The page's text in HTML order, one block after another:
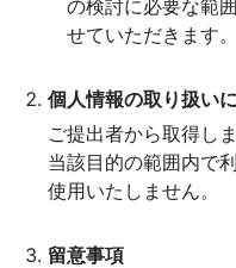
の検討に必要な範
せていただきます。
個人情報の取り扱い
ご提出者から取得し
当該目的の範囲内で
使用いたしません。
留意事項